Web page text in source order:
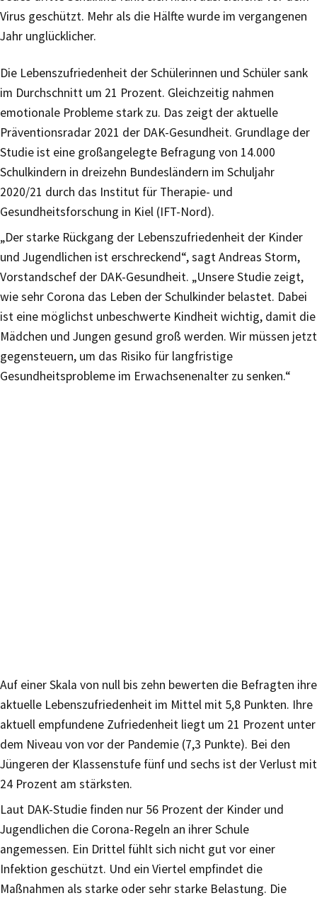
Virus geschützt. Mehr als die Hälfte wurde im vergangenen
Jahr unglücklicher.
Die Lebenszufriedenheit der Schülerinnen und Schüler sank
im Durchschnitt um 21 Prozent. Gleichzeitig nahmen
emotionale Probleme stark zu. Das zeigt der aktuelle
Präventionsradar 2021 der DAK-Gesundheit. Grundlage der
Studie ist eine großangelegte Befragung von 14.000
Schulkindern in dreizehn Bundesländern im Schuljahr
2020/21 durch das Institut für Therapie- und
Gesundheitsforschung in Kiel (IFT-Nord).
„Der starke Rückgang der Lebenszufriedenheit der Kinder
und Jugendlichen ist erschreckend“, sagt Andreas Storm,
Vorstandschef der DAK-Gesundheit. „Unsere Studie zeigt,
wie sehr Corona das Leben der Schulkinder belastet. Dabei
ist eine möglichst unbeschwerte Kindheit wichtig, damit die
Mädchen und Jungen gesund groß werden. Wir müssen jetzt
gegensteuern, um das Risiko für langfristige
Gesundheitsprobleme im Erwachsenenalter zu senken.“
Auf einer Skala von null bis zehn bewerten die Befragten ihre
aktuelle Lebenszufriedenheit im Mittel mit 5,8 Punkten. Ihre
aktuell empfundene Zufriedenheit liegt um 21 Prozent unter
dem Niveau von vor der Pandemie (7,3 Punkte). Bei den
Jüngeren der Klassenstufe fünf und sechs ist der Verlust mit
24 Prozent am stärksten.
Laut DAK-Studie finden nur 56 Prozent der Kinder und
Jugendlichen die Corona-Regeln an ihrer Schule
angemessen. Ein Drittel fühlt sich nicht gut vor einer
Infektion geschützt. Und ein Viertel empfindet die
Maßnahmen als starke oder sehr starke Belastung. Die